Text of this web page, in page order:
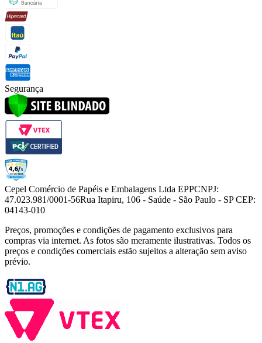
Segurança
Cepel Comércio de Papéis e Embalagens Ltda EPPCNPJ:
47.023.981/0001-56Rua Itapiru, 106 - Saúde - São Paulo - SP CEP:
04143-010
Preços, promoções e condições de pagamento exclusivos para
compras via internet. As fotos são meramente ilustrativas. Todos os
preços e condições comerciais estão sujeitos a alteração sem aviso
prévio.